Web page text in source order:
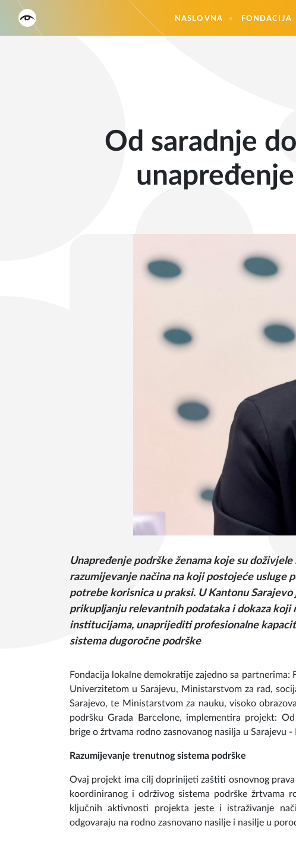
NASLOVNA FONDACIJA
Od saradnje
Unapređenje podrške ženama koje su
razumijevanje načina na koji postojeće usluge
potrebe korisnica u praksi. U Kantonu
prikupljanju relevantnih podataka i dokaza koji
institucijama, unaprijediti profesionalne
sistema dugoročne podrške
Fondacija lokalne demokratije zajedno sa
Univerzitetom u Sarajevu, Ministarstvom za rad,
Sarajevo, te Ministarstvom za nauku, visoko
podršku Grada Barcelone, implementira projekt:
brige o žrtvama rodno zasnovanog nasilja u Sarajevu -
Razumijevanje trenutnog sistema podrške
Ovaj projekt ima cilj doprinijeti zaštiti osnovnog prava
koordiniranog i održivog sistema podrške žrtvama
ključnih aktivnosti projekta jeste i istraživanje
odgovaraju na rodno zasnovano nasilje i nasilje u